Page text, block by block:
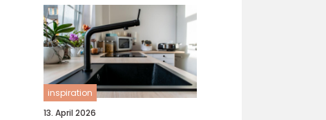
inspiration
13. April 2026